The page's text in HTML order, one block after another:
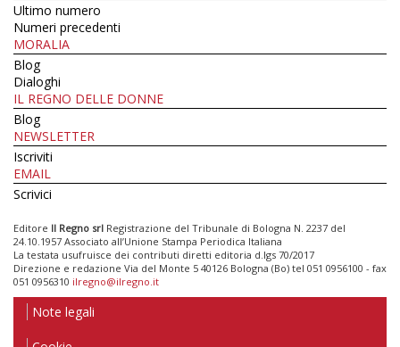
Ultimo numero
Numeri precedenti
MORALIA
Blog
Dialoghi
IL REGNO DELLE DONNE
Blog
NEWSLETTER
Iscriviti
EMAIL
Scrivici
Editore Il Regno srl Registrazione del Tribunale di Bologna N. 2237 del
24.10.1957 Associato all’Unione Stampa Periodica Italiana
La testata usufruisce dei contributi diretti editoria d.lgs 70/2017
Direzione e redazione Via del Monte 5 40126 Bologna (Bo) tel 051 0956100 - fax
051 0956310 ilregno@ilregno.it
Note legali